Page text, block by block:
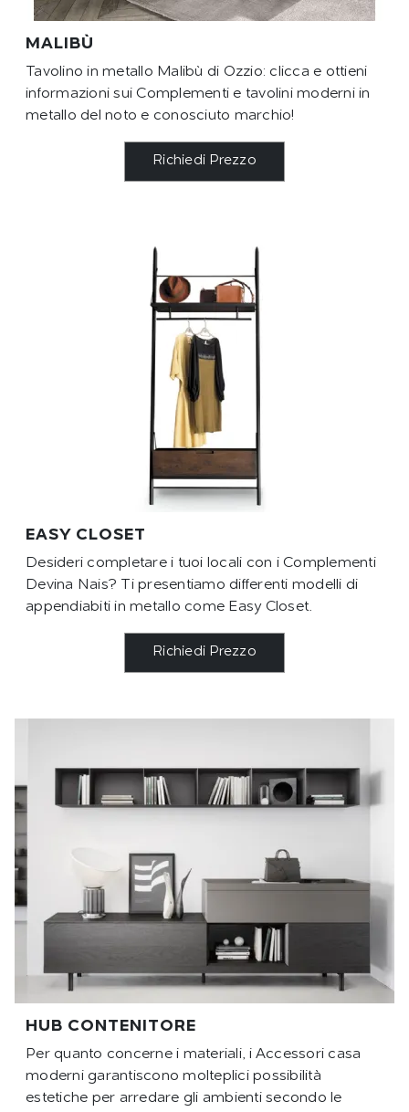
MALIBÙ
Tavolino in metallo Malibù di Ozzio: clicca e ottieni
informazioni sui Complementi e tavolini moderni in
metallo del noto e conosciuto marchio!
Richiedi Prezzo
EASY CLOSET
Desideri completare i tuoi locali con i Complementi
Devina Nais? Ti presentiamo differenti modelli di
appendiabiti in metallo come Easy Closet.
Richiedi Prezzo
HUB CONTENITORE
Per quanto concerne i materiali, i Accessori casa
moderni garantiscono molteplici possibilità
estetiche per arredare gli ambienti secondo le